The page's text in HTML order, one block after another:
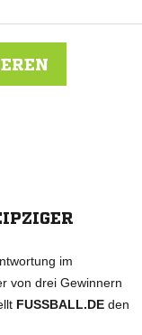
im
von drei Gewinnern
FUSSBALL.DE den